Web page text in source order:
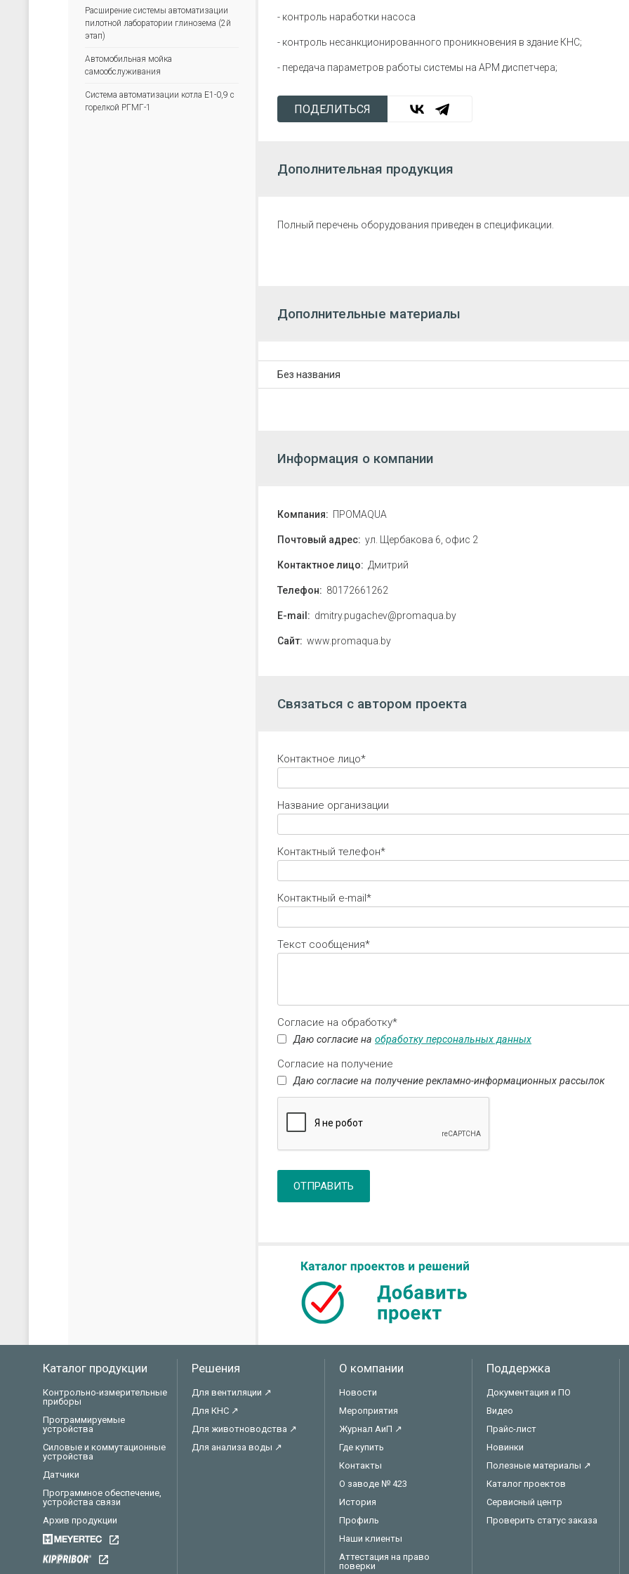
Расширение системы автоматизации
пилотной лаборатории глинозема (2й
этап)
Автомобильная мойка
самообслуживания
Система автоматизации котла Е1-0,9 с
горелкой РГМГ-1
- контроль наработки насоса
- контроль несанкционированного проникновения в здание КНС;
- передача параметров работы системы на АРМ диспетчера;
ПОДЕЛИТЬСЯ
Дополнительная продукция
Полный перечень оборудования приведен в спецификации.
Дополнительные материалы
Без названия
Информация о компании
Компания: ПРОМAQUA
Почтовый адрес: ул. Щербакова 6, офис 2
Контактное лицо: Дмитрий
Телефон: 80172661262
E-mail: dmitry.pugachev@promaqua.by
Сайт: www.promaqua.by
Связаться с автором проекта
Контактное лицо*
Название организации
Контактный телефон*
Контактный e-mail*
Текст сообщения*
Согласие на обработку*
Даю согласие на обработку персональных данных
Согласие на получение
Даю согласие на получение рекламно-информационных рассылок
ОТПРАВИТЬ
Каталог продукции
Контрольно-измерительные
приборы
Программируемые
устройства
Силовые и коммутационные
устройства
Датчики
Программное обеспечение,
устройства связи
Архив продукции
Решения
Для вентиляции ↗
Для КНС ↗
Для животноводства ↗
Для анализа воды ↗
О компании
Новости
Мероприятия
Журнал АиП ↗
Где купить
Контакты
О заводе № 423
История
Профиль
Наши клиенты
Аттестация на право
поверки
Поддержка
Документация и ПО
Видео
Прайс-лист
Новинки
Полезные материалы ↗
Каталог проектов
Сервисный центр
Проверить статус заказа